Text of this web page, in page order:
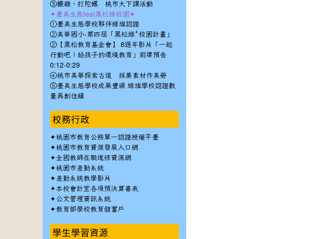
③餵雞、打陀螺 桃市大下課活動
✦臺美生態feat黑松綠校園✦
①臺美生態學校夥伴綠旗認證
②美華國小-第四屆「黑松綠⁺校園計畫」
②【黑松教育基金會】 8週年影片「一起
行動吧！給孩子的環境教育」前導預告
0:12-0:29
④桃市美華探索古道 採集素材作美勞
⑤臺美生態學校成果豐碩 綠旗學校認證數
量再創佳績
校務行政
✦桃園市教育公務單一認證授權平臺
✦桃園市教育資源發展入口網
✦全國教師在職進修資源網
✦桃園市差勤系統
✦ 差勤系統教學影片
✦本校會計室各項預決算書表
✦公文管理資訊系統
✦教育部學校教育儲蓄戶
學生學習資源